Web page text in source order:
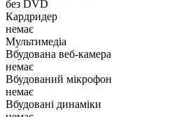
без DVD
Кардридер
немає
Мультимедіа
Вбудована веб-камера
немає
Вбудований мікрофон
немає
Вбудовані динаміки